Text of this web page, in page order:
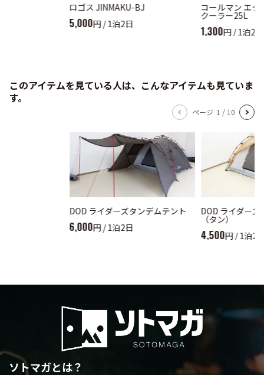
ロゴス JINMAKU-BJ
5,000円 / 1泊2日
コールマン エク
クーラー25L
1,300円 / 1泊2日
このアイテムを見ている人は、こんなアイテムも見ていま
す。
ページ 1 / 10
DOD ライダーズタンデムテント
6,000円 / 1泊2日
DOD ライダー
（タン）
4,500円 / 1泊2
ソトマガとは？